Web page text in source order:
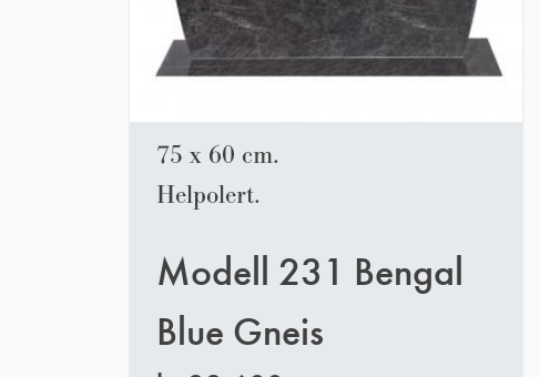
75 x 60 cm.
Helpolert.
Modell 231 Bengal
Blue Gneis